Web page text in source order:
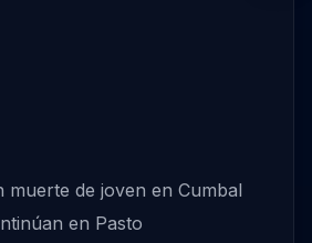
muerte de joven en Cumbal
en Pasto